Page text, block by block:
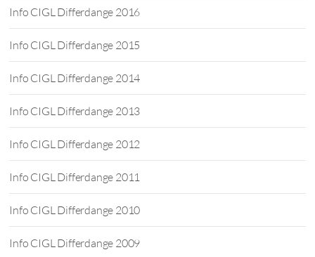
Info CIGL Differdange 2016
Info CIGL Differdange 2015
Info CIGL Differdange 2014
Info CIGL Differdange 2013
Info CIGL Differdange 2012
Info CIGL Differdange 2011
Info CIGL Differdange 2010
Info CIGL Differdange 2009